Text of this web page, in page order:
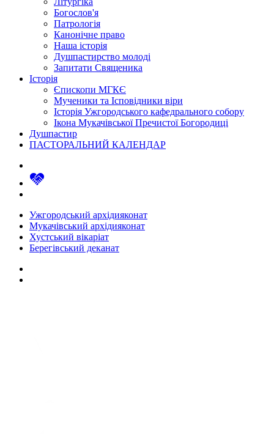
Богослов'я
Патрологія
Канонічне право
Наша історія
Душпастирство молоді
Запитати Священика
Історія
Єпископи МГКЄ
Мученики та Ісповідники віри
Історія Ужгородського кафедрального собору
Ікона Мукачівської Пречистої Богородиці
Душпастир
ПАСТОРАЛЬНИЙ КАЛЕНДАР
Ужгородський архідияконат
Мукачівський архідияконат
Хустський вікаріат
Берегівський деканат